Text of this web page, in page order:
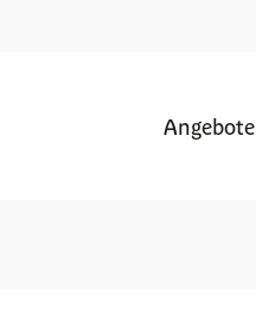
Angebote